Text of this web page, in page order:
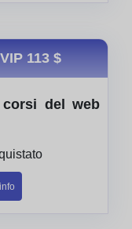
113 $
del web